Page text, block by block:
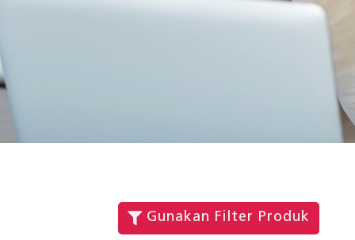
Gunakan Filter Produk